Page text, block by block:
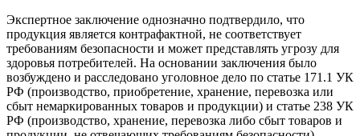
Экспертное заключение однозначно подтвердило, что
продукция является контрафактной, не соответствует
требованиям безопасности и может представлять угрозу для
здоровья потребителей. На основании заключения было
возбуждено и расследовано уголовное дело по статье 171.1 УК
РФ (производство, приобретение, хранение, перевозка или
сбыт немаркированных товаров и продукции) и статье 238 УК
РФ (производство, хранение, перевозка либо сбыт товаров и